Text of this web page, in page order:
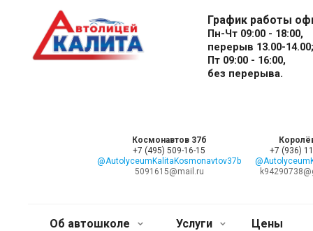
График работы
Пн-Чт 09:00 - 18:00,
перерыв 13.00-14.00;
Пт 09:00 - 16:00,
без перерыва.
Космонавтов 37б
+7 (495) 509-16-15
@AutolyceumKalitaKosmonavtov37b
5091615@mail.ru
+7 (936)
Об автошколе Услуги Цены